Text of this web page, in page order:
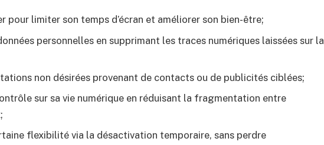
pour limiter son temps d’écran et améliorer son bien-être;
personnelles en supprimant les traces numériques laissées sur la
non désirées provenant de contacts ou de publicités ciblées;
sur sa vie numérique en réduisant la fragmentation entre
flexibilité via la désactivation temporaire, sans perdre